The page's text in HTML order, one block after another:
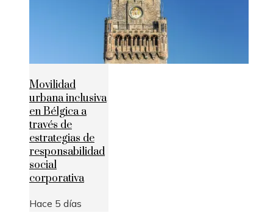
Movilidad
urbana inclusiva
en Bélgica a
través de
estrategias de
responsabilidad
social
corporativa
Hace 5 días